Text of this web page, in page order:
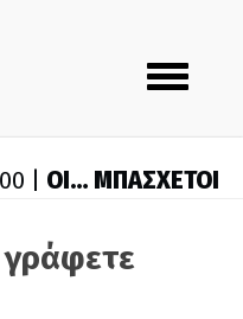
Toggle
navigation
| ΟΙ… ΜΠΑΣΧΕΤΟΙ